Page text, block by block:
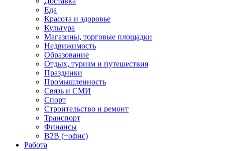
Еда
Красота и здоровье
Культура
Магазины, торговые площадки
Недвижимость
Образование
Отдых, туризм и путешествия
Праздники
Промышленность
Связь и СМИ
Спорт
Строительство и ремонт
Транспорт
Финансы
B2B (+офис)
Работа